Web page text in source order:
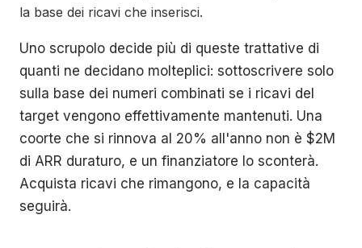
la base dei ricavi che inserisci.
Uno scrupolo decide più di queste trattative di
quanti ne decidano molteplici: sottoscrivere solo
sulla base dei numeri combinati se i ricavi del
target vengono effettivamente mantenuti. Una
coorte che si rinnova al 20% all'anno non è $2M
di ARR duraturo, e un finanziatore lo sconterà.
Acquista ricavi che rimangono, e la capacità
seguirà.